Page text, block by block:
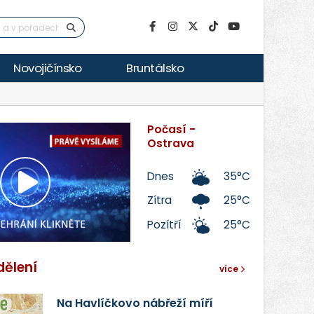
Novojičínsko Bruntálsko
Přehrát
video
Počasí -
Ostrava
Dnes
35°C
Zítra
25°C
Pozítří
25°C
více
Na Havlíčkovo nábřeží míří